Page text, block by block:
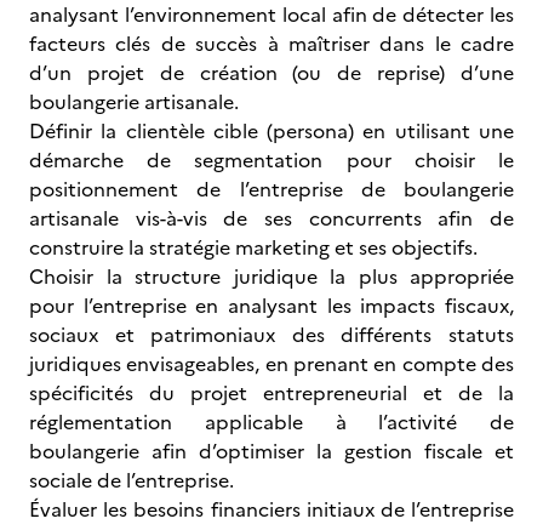
analysant l’environnement local afin de détecter les
facteurs clés de succès à maîtriser dans le cadre
d’un projet de création (ou de reprise) d’une
boulangerie artisanale.
Définir la clientèle cible (persona) en utilisant une
démarche de segmentation pour choisir le
positionnement de l’entreprise de boulangerie
artisanale vis-à-vis de ses concurrents afin de
construire la stratégie marketing et ses objectifs.
Choisir la structure juridique la plus appropriée
pour l’entreprise en analysant les impacts fiscaux,
sociaux et patrimoniaux des différents statuts
juridiques envisageables, en prenant en compte des
spécificités du projet entrepreneurial et de la
réglementation applicable à l’activité de
boulangerie afin d’optimiser la gestion fiscale et
sociale de l’entreprise.
Évaluer les besoins financiers initiaux de l’entreprise